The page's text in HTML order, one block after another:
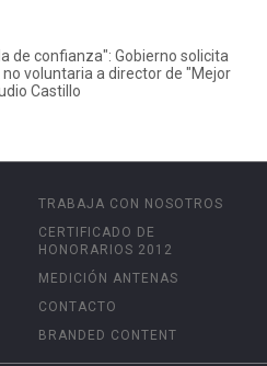
de confianza": Gobierno solicita
no voluntaria a director de "Mejor
Castillo
TRABAJA CON NOSOTROS
CERTIFICADO DE
HONORARIOS 2012
MEDICIÓN ANTENAS
CONTACTO
BRANDED CONTENT